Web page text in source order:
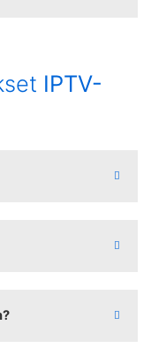
IPTV-